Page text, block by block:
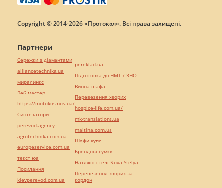
Copyright © 2014-2026 «Протокол». Всі права захищені.
Партнери
Сережки з діамантами
alliancetechnika.ua
миралинкс
Веб мастер
https://motokosmos.ua/
Синтезатори
perevod.agency
agrotechnika.com.ua
europeservice.com.ua
текст юа
Посилання
kievperevod.com.ua
pereklad.ua
Підготовка до НМТ / ЗНО
Винна шафа
Перевезення хворих
hospice-life.com.ua/
mk-translations.ua
maltina.com.ua
Шафи купе
Брендові сумки
Натяжні стелі Nova Stelya
Перевезення хворих за
кордон